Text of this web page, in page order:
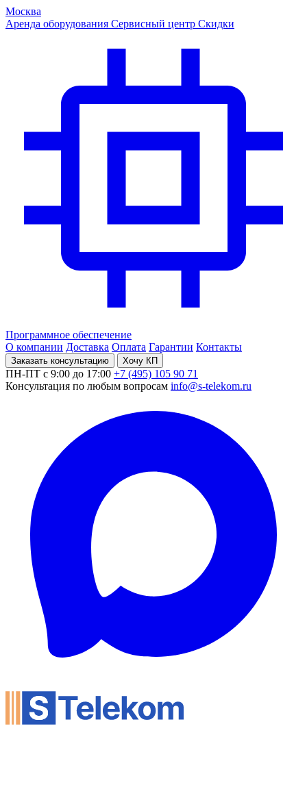
Москва
Аренда оборудования Сервисный центр Скидки
Программное обеспечение
О компании Доставка Оплата Гарантии Контакты
Заказать консультацию Хочу КП
ПН-ПТ с 9:00 до 17:00 +7 (495) 105 90 71
Консультация по любым вопросам info@s-telekom.ru